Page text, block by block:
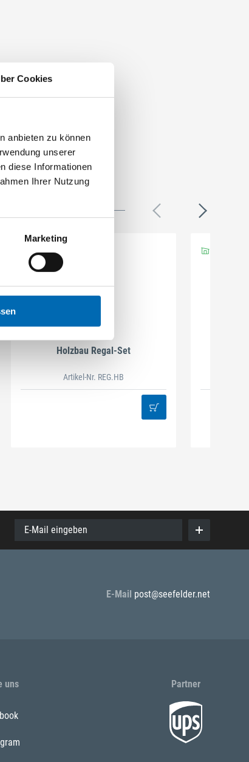
Cookies
anbieten zu können
unserer
diese Informationen
Ihrer Nutzung
Marketing
Holzbau Regal-Set
Artikel-Nr. REG.HB
E-Mail eingeben
E-Mail post@seefelder.net
uns Partner